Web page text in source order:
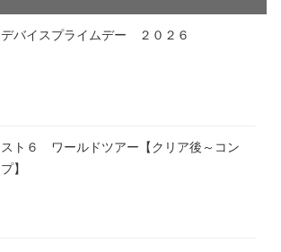
デバイスプライムデー ２０２６
スト６ ワールドツアー【クリア後～コン
プ】